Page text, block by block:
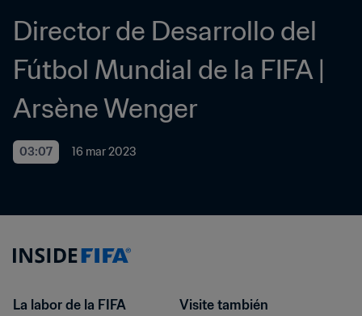
Director de Desarrollo del
Fútbol Mundial de la FIFA |
Arsène Wenger
03:07 16 mar 2023
La labor de la FIFA
Visite también